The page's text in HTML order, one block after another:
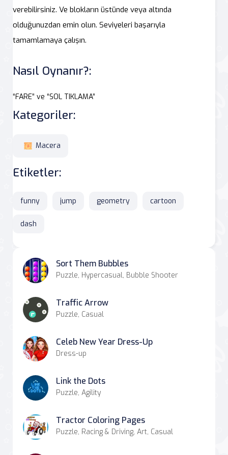
verebilirsiniz. Ve blokların üstünde veya altında
olduğunuzdan emin olun. Seviyeleri başarıyla
tamamlamaya çalışın.
Nasıl Oynanır?:
“FARE” ve “SOL TIKLAMA”
Kategoriler:
Macera
Etiketler:
funny jump geometry cartoon
dash
Sort Them Bubbles
Puzzle, Hypercasual, Bubble Shooter
Traffic Arrow
Puzzle, Casual
Celeb New Year Dress-Up
Dress-up
Link the Dots
Puzzle, Agility
Tractor Coloring Pages
Puzzle, Racing & Driving, Art, Casual